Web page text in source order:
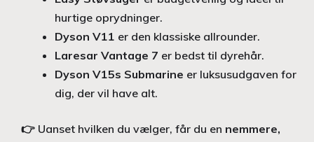
hurtige oprydninger.
Dyson V11 er den klassiske allrounder.
Laresar Vantage 7 er bedst til dyrehår.
Dyson V15s Submarine er luksusudgaven for
dig, der vil have alt.
👉 Uanset hvilken du vælger, får du en nemmere,